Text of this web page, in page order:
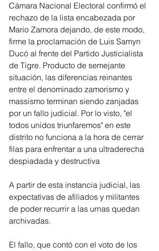
Cámara Nacional Electoral confirmó el
rechazo de la lista encabezada por
Mario Zamora dejando, de este modo,
firme la proclamación de Luis Samyn
Ducó al frente del Partido Justicialista
de Tigre. Producto de semejante
situación, las diferencias reinantes
entre el denominado zamorismo y
massismo terminan siendo zanjadas
por un fallo judicial. Por lo visto, "el
todos unidos triunfaremos" en este
distrito no funciona a la hora de cerrar
filas para enfrentar a una ultraderecha
despiadada y destructiva
A partir de esta instancia judicial, las
expectativas de afiliados y militantes
de poder recurrir a las urnas quedan
archivadas.
El fallo, que contó con el voto de los